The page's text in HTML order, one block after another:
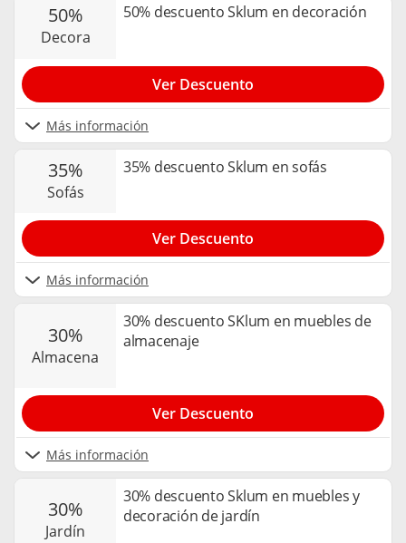
50%
decora
50% descuento Sklum en decoración
Más información
Ver Descuento
35%
sofás
35% descuento Sklum en sofás
Más información
Ver Descuento
30%
almacena
30% descuento SKlum en muebles de
almacenaje
Más información
Ver Descuento
30%
jardín
30% descuento Sklum en muebles y
decoración de jardín